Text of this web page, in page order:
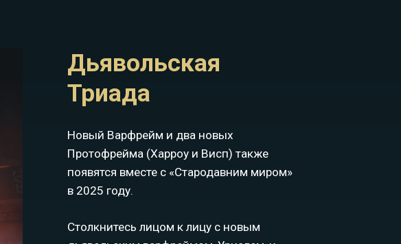
Дьявольская
Триада
Новый Варфрейм и два новых
Протофрейма (Харроу и Висп) также
появятся вместе с «Стародавним миром»
в 2025 году.
Столкнитесь лицом к лицу с новым